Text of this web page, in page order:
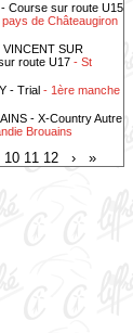
Course sur route U15
de Châteaugiron
VINCENT SUR
route U17 - St
- Trial - 1ère manche
- X-Country Autre
Brouains
10 11 12 › »